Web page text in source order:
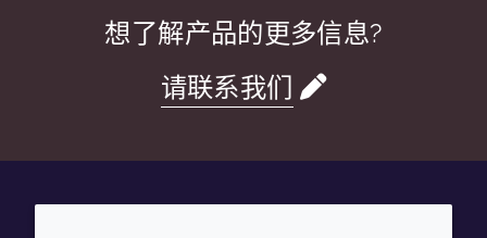
想了解产品的更多信息?
请联系我们